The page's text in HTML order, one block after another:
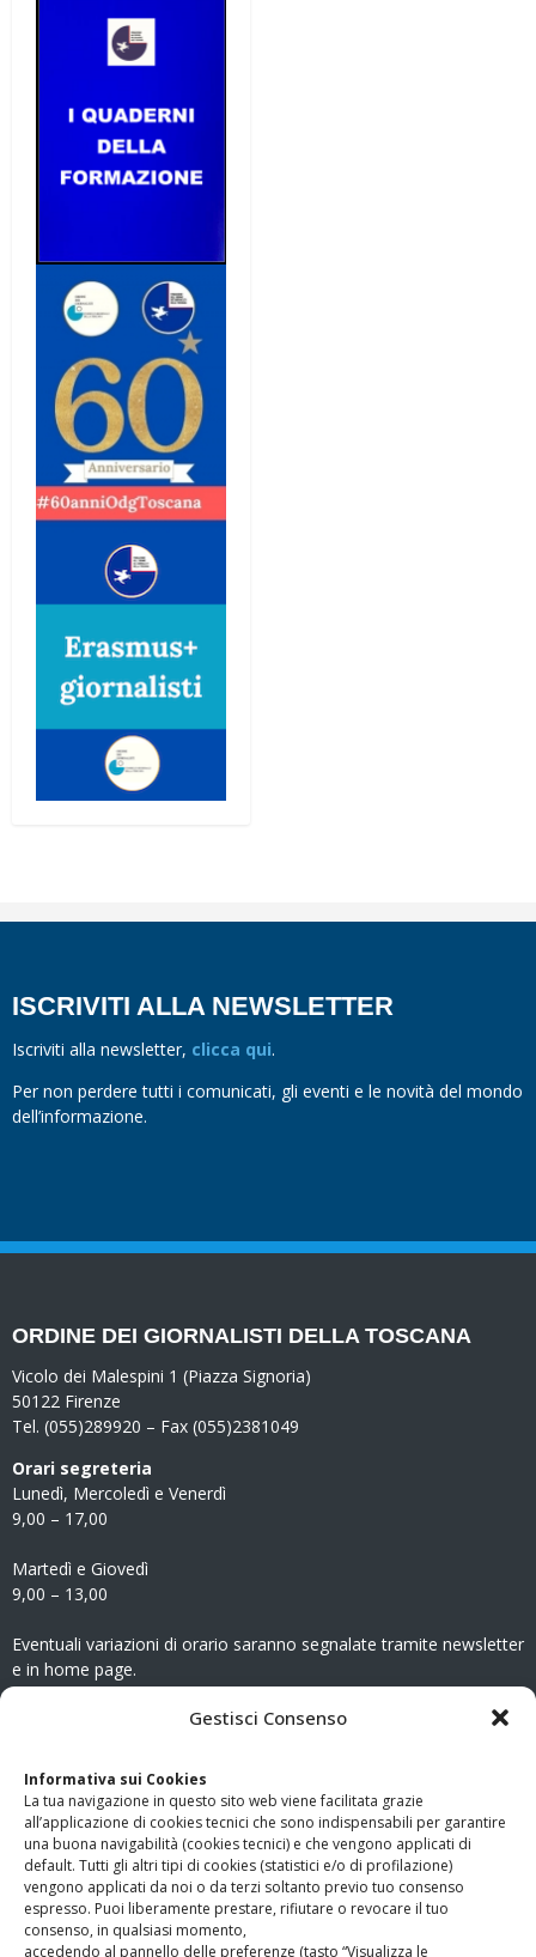
Gestisci Consenso
Informativa sui Cookies
La tua navigazione in questo sito web viene facilitata grazie
all’applicazione di cookies tecnici che sono indispensabili per garantire
una buona navigabilità (cookies tecnici) e che vengono applicati di
default. Tutti gli altri tipi di cookies (statistici e/o di profilazione)
vengono applicati da noi o da terzi soltanto previo tuo consenso
espresso. Puoi liberamente prestare, rifiutare o revocare il tuo
consenso, in qualsiasi momento,
accedendo al pannello delle preferenze (tasto “Visualizza le
ISCRIVITI ALLA NEWSLETTER
Iscriviti alla newsletter, clicca qui.
Per non perdere tutti i comunicati, gli eventi e le novità del mondo
dell’informazione.
ORDINE DEI GIORNALISTI DELLA TOSCANA
Vicolo dei Malespini 1 (Piazza Signoria)
50122 Firenze
Tel. (055)289920 – Fax (055)2381049
Orari segreteria
Lunedì, Mercoledì e Venerdì
9,00 – 17,00
Martedì e Giovedì
9,00 – 13,00
Eventuali variazioni di orario saranno segnalate tramite newsletter
e in home page.
www.odg.toscana.it – testata registrata presso il Tribunale di
Firenze al nr. 5208 dell’ 08.10.2002. Direttore responsabile:
Giampaolo Marchini – C.F. 80005790482
LINK UTILI